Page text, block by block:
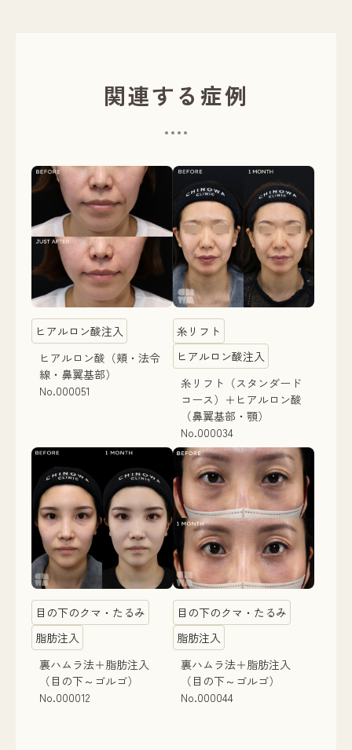
関連する症例
ヒアルロン酸注入
ヒアルロン酸（頬・法令
線・鼻翼基部）
No.000051
糸リフト
ヒアルロン酸注入
糸リフト（スタンダード
コース）＋ヒアルロン酸
（鼻翼基部・顎）
No.000034
目の下のクマ・たるみ
脂肪注入
裏ハムラ法＋脂肪注入
（目の下～ゴルゴ）
No.000012
目の下のクマ・たるみ
脂肪注入
裏ハムラ法＋脂肪注入
（目の下～ゴルゴ）
No.000044